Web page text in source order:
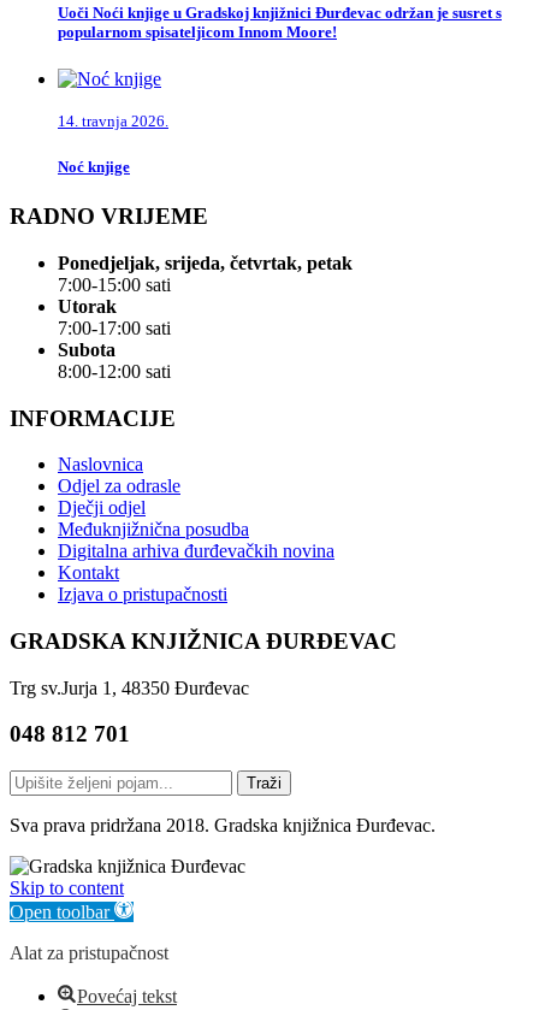
Uoči Noći knjige u Gradskoj knjižnici Đurđevac održan je susret s
popularnom spisateljicom Innom Moore!
14. travnja 2026.
Noć knjige
RADNO VRIJEME
Ponedjeljak, srijeda, četvrtak, petak
7:00-15:00 sati
Utorak
7:00-17:00 sati
Subota
8:00-12:00 sati
INFORMACIJE
Naslovnica
Odjel za odrasle
Dječji odjel
Međuknjižnična posudba
Digitalna arhiva đurđevačkih novina
Kontakt
Izjava o pristupačnosti
GRADSKA KNJIŽNICA ĐURĐEVAC
Trg sv.Jurja 1, 48350 Đurđevac
048 812 701
Traži
Sva prava pridržana 2018. Gradska knjižnica Đurđevac.
Skip to content
Open toolbar
Alat za pristupačnost
Povećaj tekst